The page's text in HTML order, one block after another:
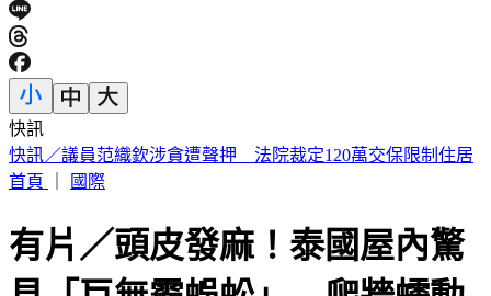
快訊
海基會預算遭砍恐成「使用者付費」 羅文嘉：難道叫民眾去
找藍委？
有片／頭皮發麻！泰國屋內驚